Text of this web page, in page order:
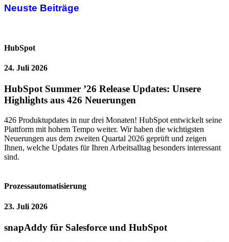
Neuste Beiträge
HubSpot
24. Juli 2026
HubSpot Summer ’26 Release Updates: Unsere
Highlights aus 426 Neuerungen
426 Produktupdates in nur drei Monaten! HubSpot entwickelt seine
Plattform mit hohem Tempo weiter. Wir haben die wichtigsten
Neuerungen aus dem zweiten Quartal 2026 geprüft und zeigen
Ihnen, welche Updates für Ihren Arbeitsalltag besonders interessant
sind.
Prozessautomatisierung
23. Juli 2026
snapAddy für Salesforce und HubSpot